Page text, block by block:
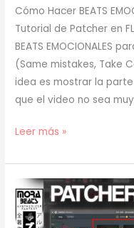
Cómo Hacer BEATS
Tutorial de Patcher en
BEATS EMOCIONALES
(Same mistakes, Take
idea es mostrar la
que el video no sea
[
]
Cómo
Hacer
BEATS
Leer más »